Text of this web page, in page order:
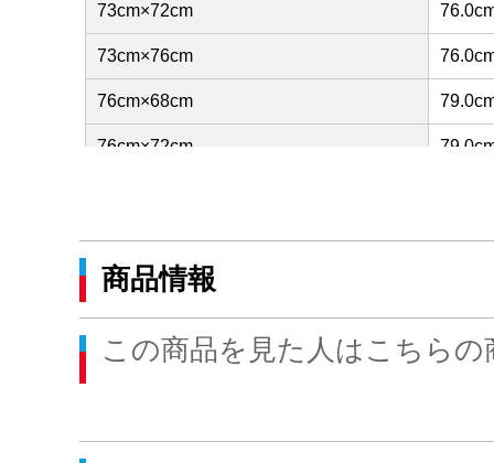
73cm×72cm
73cm×76cm
76cm×68cm
76cm×72cm
79cm×68cm
79cm×72cm
商品情報
この商品を見た人はこちら